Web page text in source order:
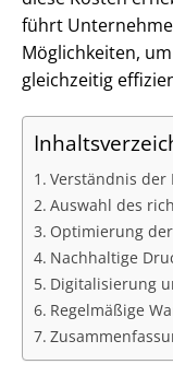
führt
Möglichkeiten,
gleichzeitig
Verständnis der
Auswahl des
Optimierung
Nachhaltige
Digitalisierung
Regelmäßige